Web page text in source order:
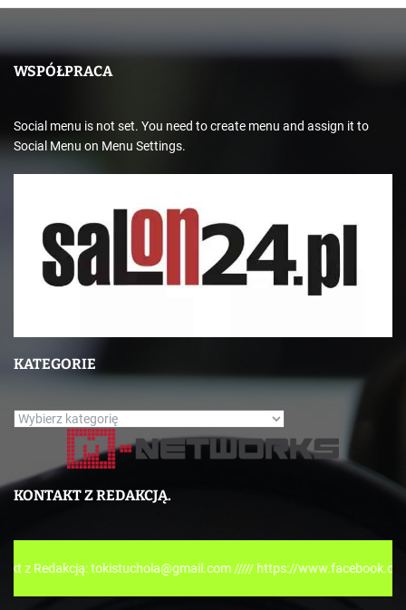
WSPÓŁPRACA
Social menu is not set. You need to create menu and assign it to
Social Menu on Menu Settings.
KATEGORIE
K
e
i
e
KONTAKT Z REDAKCJĄ.
tokistuchola@gmail.com ///// https://www.facebook.com/